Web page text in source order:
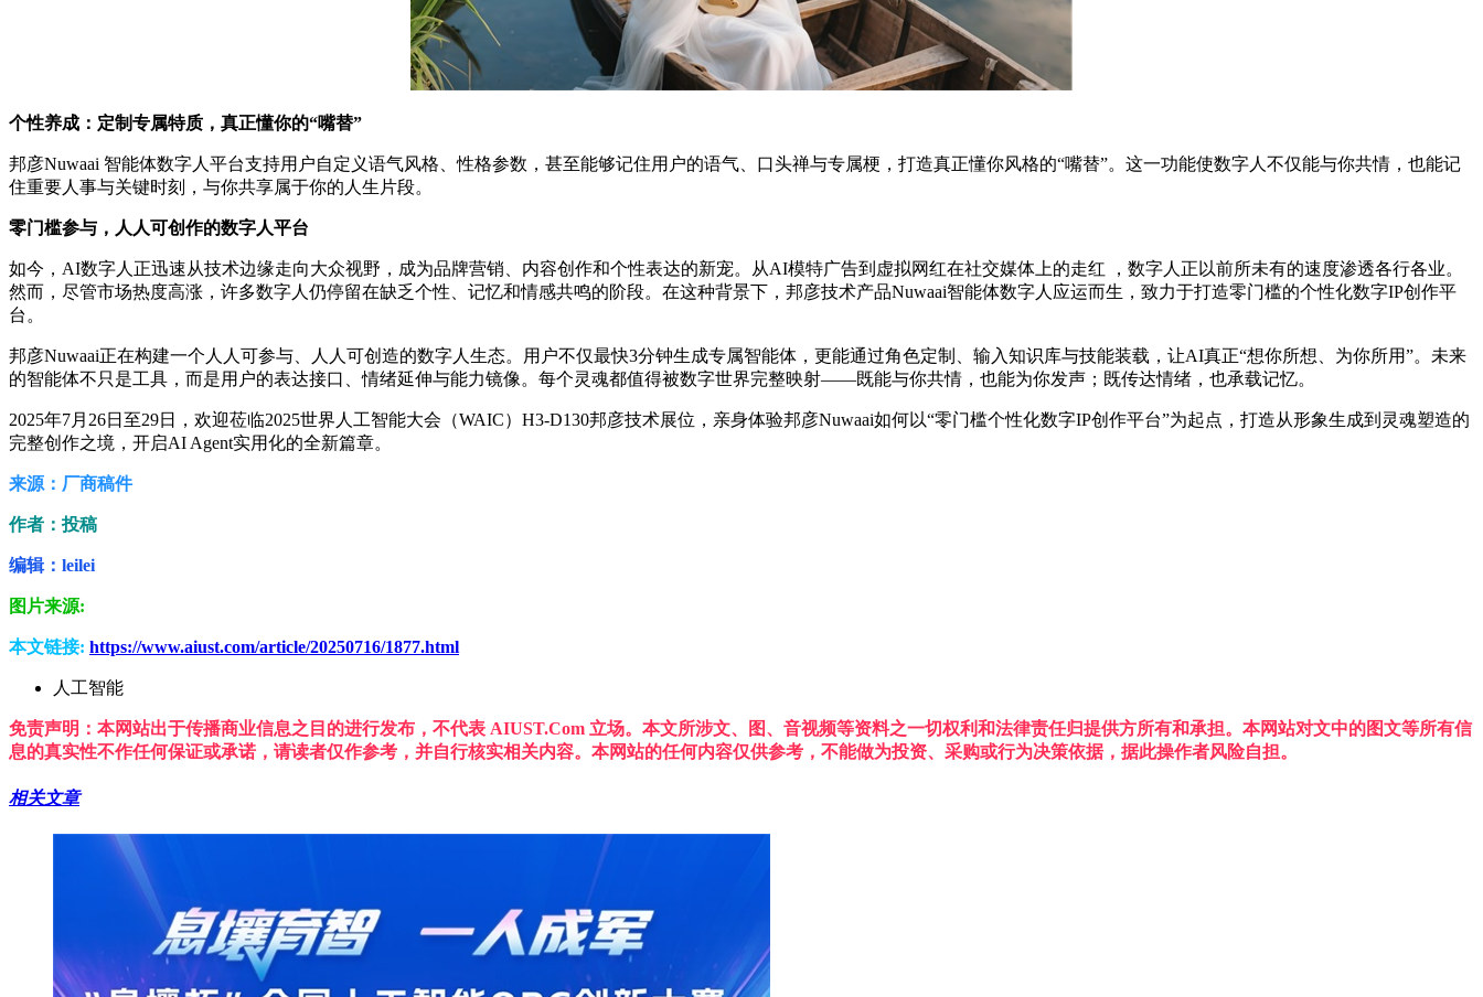
个性养成：定制专属特质，真正懂你的“嘴替”
邦彦Nuwaai 智能体数字人平台支持用户自定义语气风格、性格参数，甚至能够记住用户的语气、口头禅与专属梗，打造真正懂你风格的“嘴替”。这一功能使数字人不仅能与你共情，也能记
住重要人事与关键时刻，与你共享属于你的人生片段。
零门槛参与，人人可创作的数字人平台
如今，AI数字人正迅速从技术边缘走向大众视野，成为品牌营销、内容创作和个性表达的新宠。从AI模特广告到虚拟网红在社交媒体上的走红 ，数字人正以前所未有的速度渗透各行各业。
然而，尽管市场热度高涨，许多数字人仍停留在缺乏个性、记忆和情感共鸣的阶段。在这种背景下，邦彦技术产品Nuwaai智能体数字人应运而生，致力于打造零门槛的个性化数字IP创作平
台。
邦彦Nuwaai正在构建一个人人可参与、人人可创造的数字人生态。用户不仅最快3分钟生成专属智能体，更能通过角色定制、输入知识库与技能装载，让AI真正“想你所想、为你所用”。未来
的智能体不只是工具，而是用户的表达接口、情绪延伸与能力镜像。每个灵魂都值得被数字世界完整映射——既能与你共情，也能为你发声；既传达情绪，也承载记忆。
2025年7月26日至29日，欢迎莅临2025世界人工智能大会（WAIC）H3-D130邦彦技术展位，亲身体验邦彦Nuwaai如何以“零门槛个性化数字IP创作平台”为起点，打造从形象生成到灵魂塑造的
完整创作之境，开启AI Agent实用化的全新篇章。
来源：厂商稿件
作者：投稿
编辑：leilei
图片来源:
本文链接: https://www.aiust.com/article/20250716/1877.html
人工智能
免责声明：本网站出于传播商业信息之目的进行发布，不代表 AIUST.Com 立场。本文所涉文、图、音视频等资料之一切权利和法律责任归提供方所有和承担。本网站对文中的图文等所有信
息的真实性不作任何保证或承诺，请读者仅作参考，并自行核实相关内容。本网站的任何内容仅供参考，不能做为投资、采购或行为决策依据，据此操作者风险自担。
相关文章